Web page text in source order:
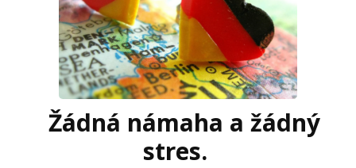
Žádná námaha a žádný
stres.